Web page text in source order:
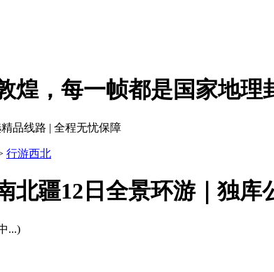
煌，每一帧都是国家地理
品线路 | 全程无忧保障
行游西北
北疆12日全景环游｜独
...)